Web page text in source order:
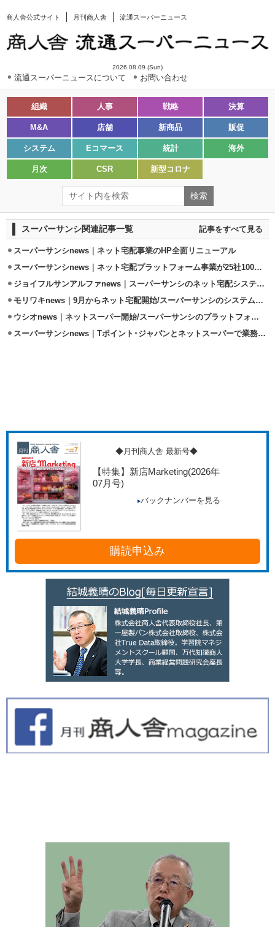
商人舎公式サイト 月刊商人舎 流通スーパーニュース
2026.08.09 (Sun)
流通スーパーニュースについて お問い合わせ
組織 人事 戦略 決算
M&A 店舗 新商品 販促
システム Eコマース 統計 海外
月次 CSR 新型コロナ
スーパーサンシ関連記事一覧 記事をすべて見る
スーパーサンシnews｜ネット宅配事業のHP全面リニューアル
スーパーサンシnews｜ネット宅配プラットフォーム事業が25社100店舗を達成
ジョイフルサンアルファnews｜スーパーサンシのネット宅配システムを導入
モリワキnews｜9月からネット宅配開始/スーパーサンシのシステム活用
ウシオnews｜ネットスーパー開始/スーパーサンシのプラットフォーム導入
スーパーサンシnews｜Tポイント･ジャパンとネットスーパーで業務提携
◆月刊商人舎 最新号◆
【特集】新店Marketing(2026年
07月号)
バックナンバーを見る
購読申込み